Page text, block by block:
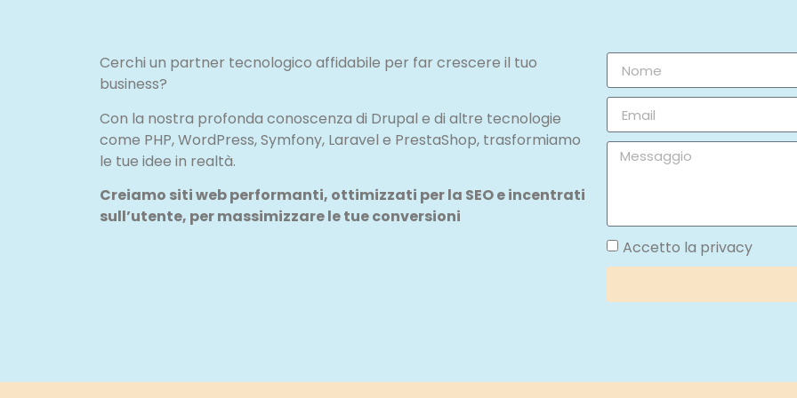
Cerchi un partner tecnologico affidabile per far crescere il tuo
business?
Con la nostra profonda conoscenza di Drupal e di altre tecnologie
come PHP, WordPress, Symfony, Laravel e PrestaShop, trasformiamo
le tue idee in realtà.
Creiamo siti web performanti, ottimizzati per la SEO e incentrati
sull’utente, per massimizzare le tue conversioni
Accetto la privacy